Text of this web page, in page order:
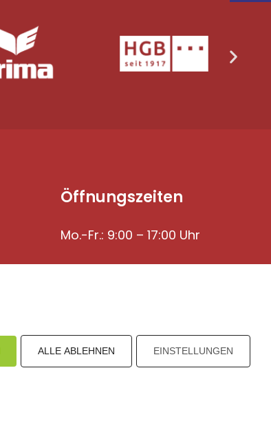
Öffnungszeiten
Mo.-Fr.: 9:00 – 17:00 Uhr
ALLE ABLEHNEN EINSTELLUNGEN